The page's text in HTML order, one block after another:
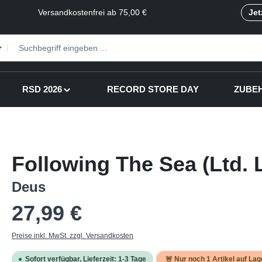
Versandkostenfrei ab 75,00 €
RSD 2026 RECORD STORE DAY
Following The Sea (Ltd.
Deus
27,99 €
Preise inkl. MwSt. zzgl. Versandkosten
Sofort verfügbar, Lieferzeit: 1-3 Tage 🚨 Nur noch 1 Artikel auf